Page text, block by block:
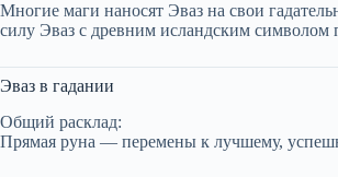
Многие маги наносят Эваз на свои
силу Эваз с древним исландским символом
Эваз в гадании
Общий расклад:
Прямая руна — перемены к лучшему,